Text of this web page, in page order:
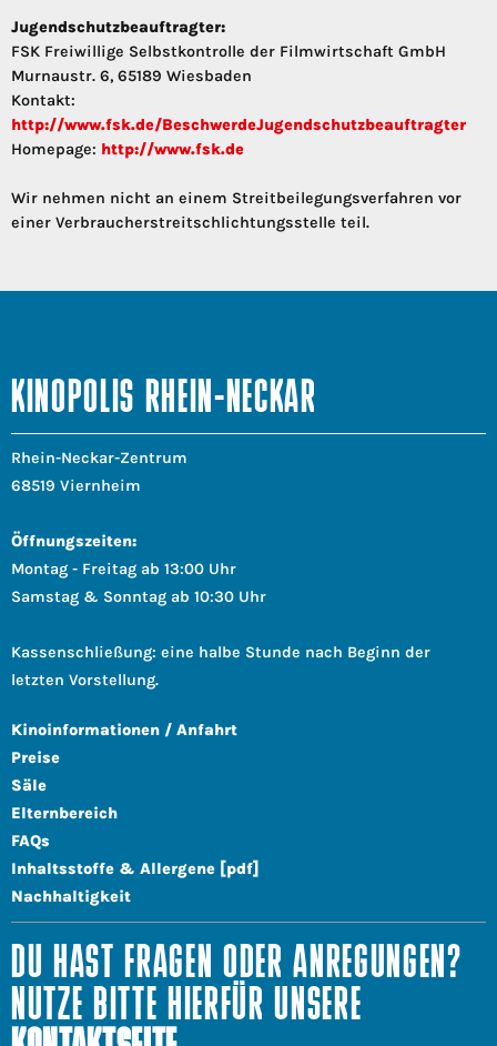
Jugendschutzbeauftragter:
FSK Freiwillige Selbstkontrolle der Filmwirtschaft GmbH
Murnaustr. 6, 65189 Wiesbaden
Kontakt:
http://www.fsk.de/BeschwerdeJugendschutzbeauftragter
Homepage: http://www.fsk.de
Wir nehmen nicht an einem Streitbeilegungsverfahren vor
einer Verbraucherstreitschlichtungsstelle teil.
KINOPOLIS RHEIN-NECKAR
Rhein-Neckar-Zentrum
68519 Viernheim
Öffnungszeiten:
Montag - Freitag ab 13:00 Uhr
Samstag & Sonntag ab 10:30 Uhr
Kassenschließung: eine halbe Stunde nach Beginn der
letzten Vorstellung.
Kinoinformationen / Anfahrt
Preise
Säle
Elternbereich
FAQs
Inhaltsstoffe & Allergene [pdf]
Nachhaltigkeit
DU HAST FRAGEN ODER ANREGUNGEN?
NUTZE BITTE HIERFÜR UNSERE